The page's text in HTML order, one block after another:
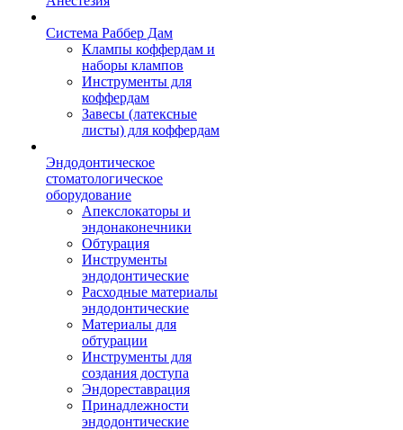
Система Раббер Дам
Клампы коффердам и
наборы клампов
Инструменты для
коффердам
Завесы (латексные
листы) для коффердам
Эндодонтическое
стоматологическое
оборудование
Апекслокаторы и
эндонаконечники
Обтурация
Инструменты
эндодонтические
Расходные материалы
эндодонтические
Материалы для
обтурации
Инструменты для
создания доступа
Эндореставрация
Принадлежности
эндодонтические